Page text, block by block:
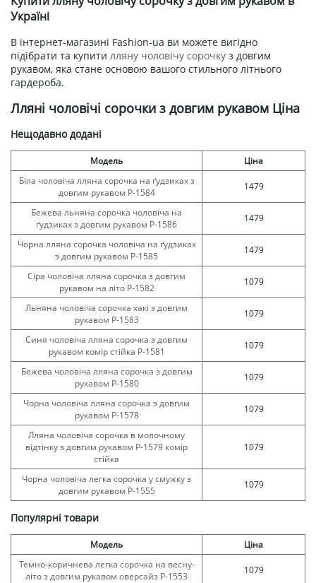
Україні
В інтернет-магазині Fashion-ua ви можете вигідно
підібрати та купити лляну чоловічу сорочку з довгим
рукавом, яка стане основою вашого стильного літнього
гардероба.
Лляні чоловічі сорочки з довгим рукавом Ціна
Нещодавно додані
Модель
Ціна
Біла чоловіча лляна сорочка на ґудзиках з
довгим рукавом Р-1584
1479
Бежева льняна сорочка чоловіча на
ґудзиках з довгим рукавом Р-1586
1479
Чорна лляна сорочка чоловіча на ґудзиках
з довгим рукавом Р-1585
1479
Сіра чоловіча лляна сорочка з довгим
рукавом на літо Р-1582
1079
Льняна чоловіча сорочка хакі з довгим
рукавом Р-1583
1079
Синя чоловіча лляна сорочка з довгим
рукавом комір стійка Р-1581
1079
Бежева чоловіча лляна сорочка з довгим
рукавом Р-1580
1079
Чорна чоловіча лляна сорочка з довгим
рукавом Р-1578
1079
Лляна чоловіча сорочка в молочному
відтінку з довгим рукавом Р-1579 комір
стійка
1079
Чорна чоловіча легка сорочка у смужку з
довгим рукавом Р-1555
1079
Популярні товари
Модель
Ціна
Темно-коричнева легка сорочка на весну-
літо з довгим рукавом оверсайз Р-1553
1079